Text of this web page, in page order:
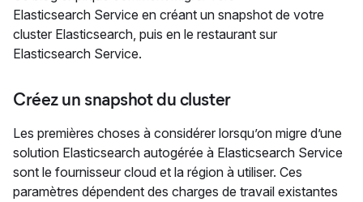
Elasticsearch Service en créant un snapshot de votre
cluster Elasticsearch, puis en le restaurant sur
Elasticsearch Service.
Créez un snapshot du cluster
Les premières choses à considérer lorsqu’on migre d’une
solution Elasticsearch autogérée à Elasticsearch Service
sont le fournisseur cloud et la région à utiliser. Ces
paramètres dépendent des charges de travail existantes